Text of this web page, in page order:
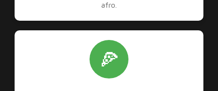
afro.
🍕